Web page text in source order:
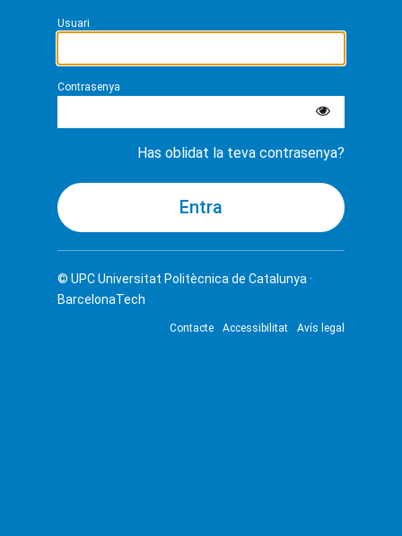
Usuari
Contrasenya
Has oblidat la teva contrasenya?
© UPCUniversitat Politècnica de Catalunya ·
BarcelonaTech
Contacte Accessibilitat Avís legal